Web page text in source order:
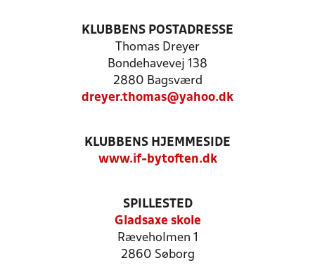
KLUBBENS POSTADRESSE
Thomas Dreyer
Bondehavevej 138
2880 Bagsværd
dreyer.thomas@yahoo.dk
KLUBBENS HJEMMESIDE
www.if-bytoften.dk
SPILLESTED
Gladsaxe skole
Ræveholmen 1
2860 Søborg